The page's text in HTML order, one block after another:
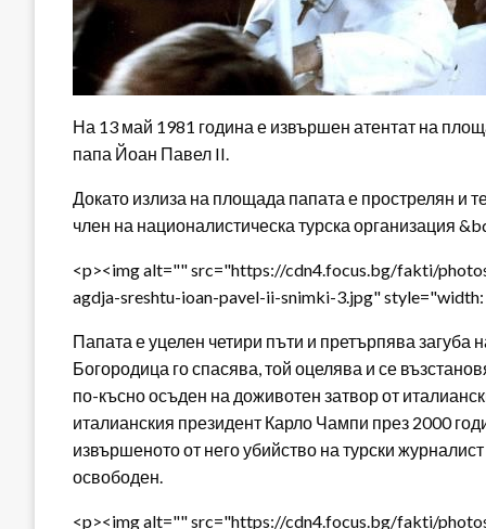
На 13 май 1981 година е извършен атентат на
папа Йоан Павел II.
Докато излиза на площада папата е прострелян и
член на националистическа турска организация
<p><img alt="" src="https://cdn4.focus.bg/fakti/
agdja-sreshtu-ioan-pavel-ii-snimki-3.jpg"
Папата е уцелен четири пъти и претърпява загуба
Богородица го спасява, той оцелява и се
по-късно осъден на доживотен затвор от
италианския президент Карло Чампи през 2000
извършеното от него убийство на турски
освободен.
<p><img alt="" src="https://cdn4.focus.bg/fakti/